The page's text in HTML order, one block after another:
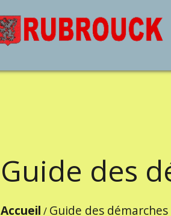
Guide des
Accueil / Guide des démarches